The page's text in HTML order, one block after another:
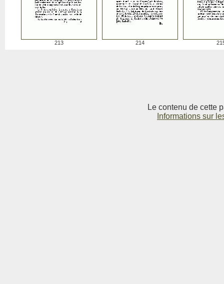
213 214
Le contenu de cette
Informations sur